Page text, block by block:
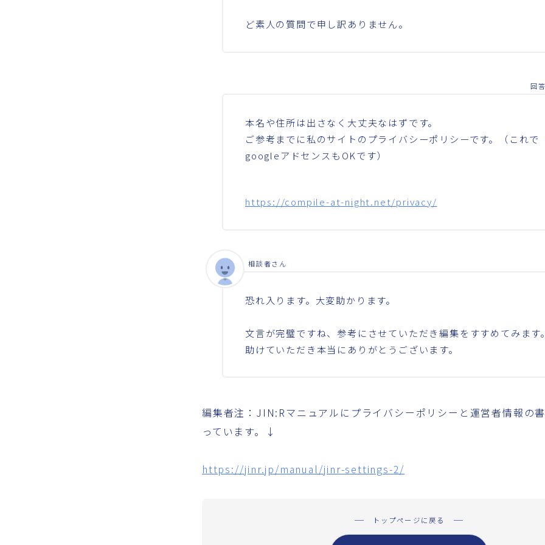
ど素人の質問で申し訳ありません。
本名や住所は出さなく大丈夫なはずです。
ご参考までに私のサイトのプライバシーポリシーです。（これで
googleアドセンスもOKです）
https://compile-at-night.net/privacy/
回
恐れ入ります。大変助かります。
文言が完璧ですね、参考にさせていただき編集をすすめてみます
助けていただき本当にありがとうございます。
相談者さん
編集者注：JIN:Rマニュアルにプライバシーポリシーと運営者情報の
っています。↓
https://jinr.jp/manual/jinr-settings-2/
トップページに戻る